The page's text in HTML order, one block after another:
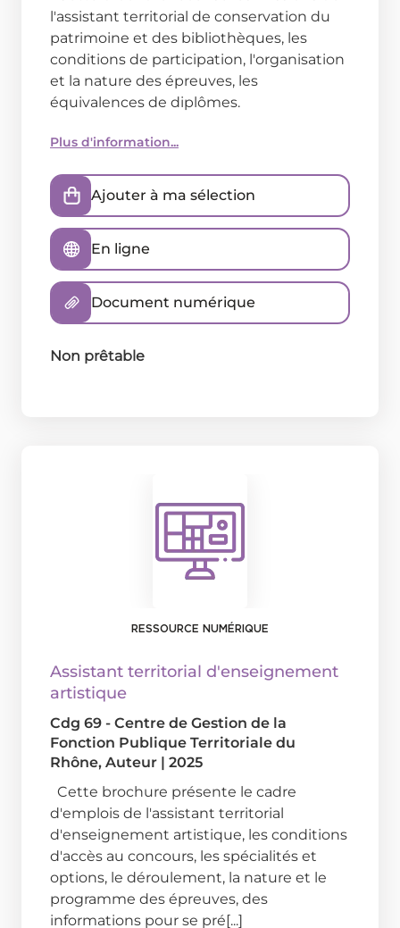
l'assistant territorial de conservation du
patrimoine et des bibliothèques, les
conditions de participation, l'organisation
et la nature des épreuves, les
équivalences de diplômes.
Plus d'information...
Ajouter à ma sélection
En ligne
Document numérique
Non prêtable
RESSOURCE NUMÉRIQUE
Assistant territorial d'enseignement
artistique
Cdg 69 - Centre de Gestion de la
Fonction Publique Territoriale du
Rhône, Auteur | 2025
Cette brochure présente le cadre
d'emplois de l'assistant territorial
d'enseignement artistique, les conditions
d'accès au concours, les spécialités et
options, le déroulement, la nature et le
programme des épreuves, des
informations pour se pré[...]